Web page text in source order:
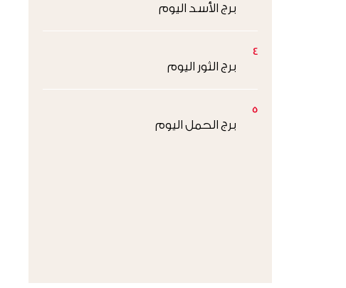
برج الأسد اليوم
4
برج الثور اليوم
5
برج الحمل اليوم